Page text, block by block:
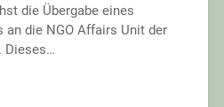
die Übergabe eines
an die NGO Affairs Unit der
Dieses…